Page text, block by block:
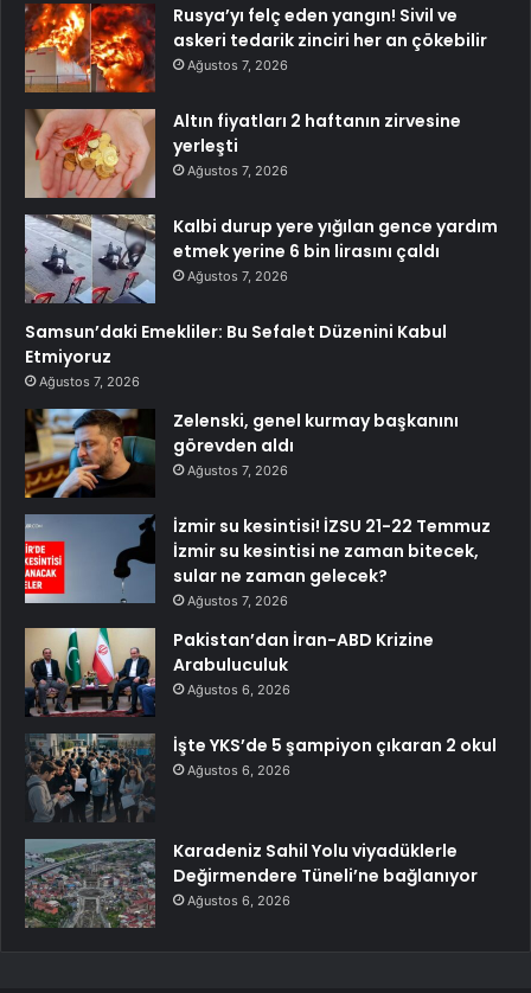
Rusya’yı felç eden yangın! Sivil ve
askeri tedarik zinciri her an çökebilir
Ağustos 7, 2026
Altın fiyatları 2 haftanın zirvesine
yerleşti
Ağustos 7, 2026
Kalbi durup yere yığılan gence yardım
etmek yerine 6 bin lirasını çaldı
Ağustos 7, 2026
Samsun’daki Emekliler: Bu Sefalet Düzenini Kabul
Etmiyoruz
Ağustos 7, 2026
Zelenski, genel kurmay başkanını
görevden aldı
Ağustos 7, 2026
İzmir su kesintisi! İZSU 21-22 Temmuz
İzmir su kesintisi ne zaman bitecek,
sular ne zaman gelecek?
Ağustos 7, 2026
Pakistan’dan İran-ABD Krizine
Arabuluculuk
Ağustos 6, 2026
İşte YKS’de 5 şampiyon çıkaran 2 okul
Ağustos 6, 2026
Karadeniz Sahil Yolu viyadüklerle
Değirmendere Tüneli’ne bağlanıyor
Ağustos 6, 2026